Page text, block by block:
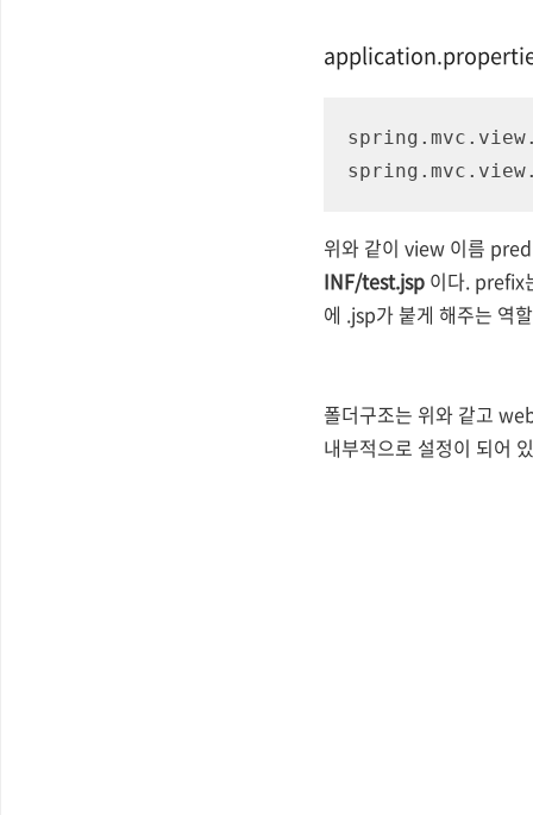
위와 같이 view 이름
INF/test.jsp 이다. prefix
에 .jsp가 붙게 해주는 역
폴더구조는 위와 같고
내부적으로 설정이 되어